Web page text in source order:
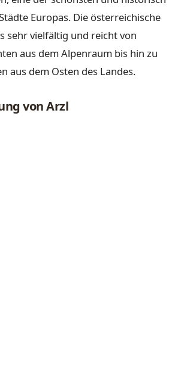
Europas. Die österreichische
sehr vielfältig und reicht von
aus dem Alpenraum bis hin zu
aus dem Osten des Landes.
von Arzl